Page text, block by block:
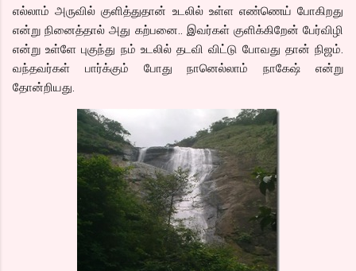
எல்லாம் அருவில் குளித்துதான் உடலில் உள்ள எண்ணெய் போகிறது
என்று நினைத்தால் அது கற்பனை.. இவர்கள் குளிக்கிறேன் பேர்விழி
என்று உள்ளே புகுந்து நம் உடலில் தடவி விட்டு போவது தான் நிஜம்.
வந்தவர்கள் பார்க்கும் போது நானெல்லாம் நாகேஷ் என்று
தோன்றியது.